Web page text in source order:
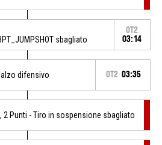
sbagliato
OT2
03:14
difensivo OT2 03:35
, 2 Punti - Tiro in sospensione sbagliato